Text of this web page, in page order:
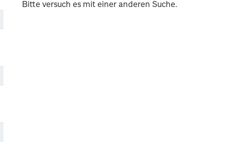
Bitte versuch es mit einer anderen Suche.